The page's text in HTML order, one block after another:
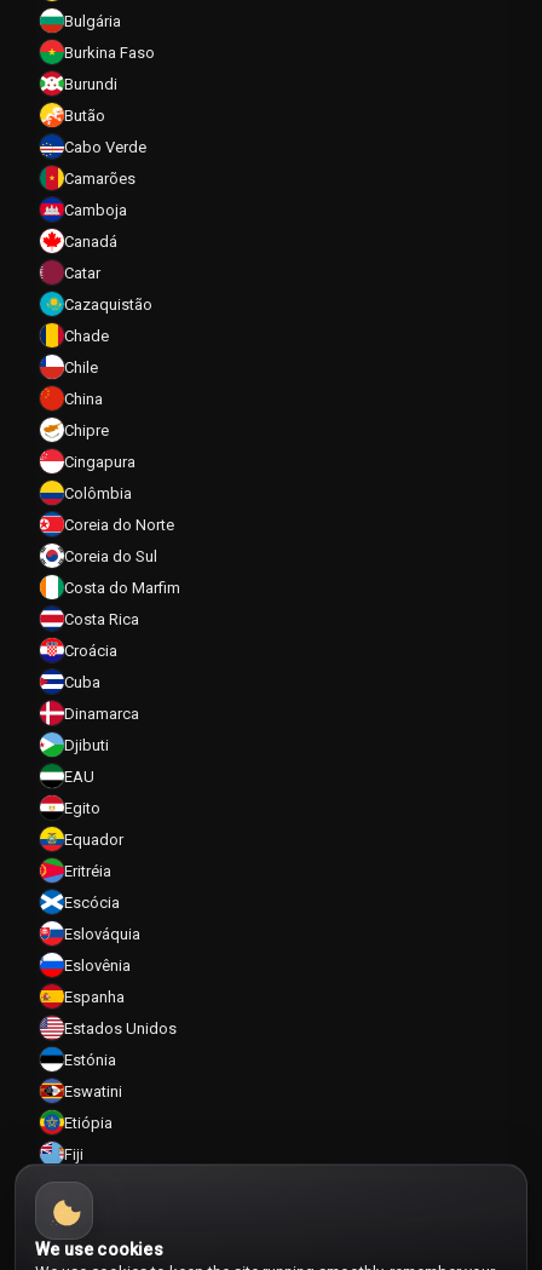
Bulgária
Burkina Faso
Burundi
Butão
Cabo Verde
Camarões
Camboja
Canadá
Catar
Cazaquistão
Chade
Chile
China
Chipre
Cingapura
Colômbia
Coreia do Norte
Coreia do Sul
Costa do Marfim
Costa Rica
Croácia
Cuba
Dinamarca
Djibuti
EAU
Egito
Equador
Eritréia
Escócia
Eslováquia
Eslovênia
Espanha
Estados Unidos
Estónia
Eswatini
Etiópia
Fiji
Filipinas
Finlândia
França
We use cookies